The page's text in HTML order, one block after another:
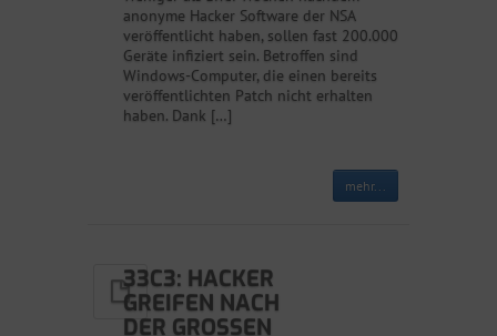
anonyme Hacker Software der NSA
veröffentlicht haben, sollen fast 200.000
Geräte infiziert sein. Betroffen sind
Windows-Computer, die einen bereits
veröffentlichten Patch nicht erhalten
haben. Dank […]
mehr...
33C3: HACKER
GREIFEN NACH
DER GROSSEN P